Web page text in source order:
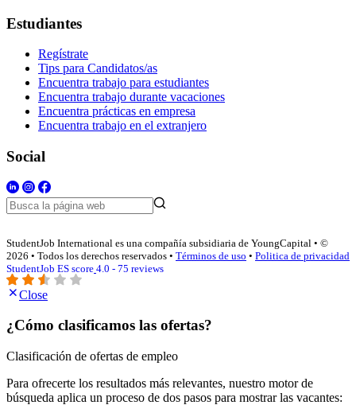
Estudiantes
Regístrate
Tips para Candidatos/as
Encuentra trabajo para estudiantes
Encuentra trabajo durante vacaciones
Encuentra prácticas en empresa
Encuentra trabajo en el extranjero
Social
StudentJob International es una compañía subsidiaria de YoungCapital • ©
2026 • Todos los derechos reservados • Términos de uso • Politica de privacidad
StudentJob ES score 4.0 - 75 reviews
Close
¿Cómo clasificamos las ofertas?
Clasificación de ofertas de empleo
Para ofrecerte los resultados más relevantes, nuestro motor de
búsqueda aplica un proceso de dos pasos para mostrar las vacantes: